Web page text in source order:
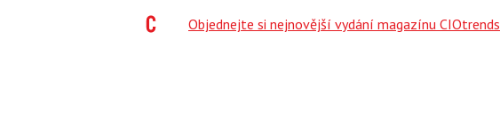
Objednejte si nejnovější vydání magazínu CIOtrends